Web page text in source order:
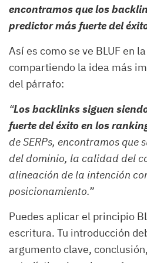
encontramos que los
predictor más fuerte del
Así es como se ve BLUF en
compartiendo la idea más
del párrafo:
“Los backlinks siguen
fuerte del éxito en los
de SERPs, encontramos
del dominio, la calidad del
alineación de la intención
posicionamiento.”
Puedes aplicar el principio
escritura. Tu introducción
argumento clave,